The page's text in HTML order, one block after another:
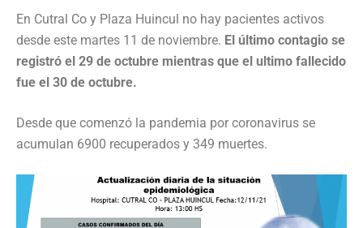
En Cutral Co y Plaza Huincul no hay pacientes activos
desde este martes 11 de noviembre. El último contagio se
registró el 29 de octubre mientras que el ultimo fallecido
fue el 30 de octubre.
Desde que comenzó la pandemia por coronavirus se
acumulan 6900 recuperados y 349 muertes.